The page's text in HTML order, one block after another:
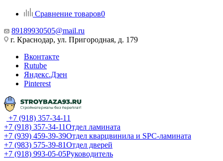
Сравнение товаров0
89189930505@mail.ru
г. Краснодар, ул. Пригородная, д. 179
Вконтакте
Rutube
Яндекс.Дзен
Pinterest
+7 (918) 357-34-11
+7 (918) 357-34-11Отдел ламината
+7 (939) 459-39-39Отдел кварцвинила и SPC-ламината
+7 (983) 575-39-81Отдел дверей
+7 (918) 993-05-05Руководитель